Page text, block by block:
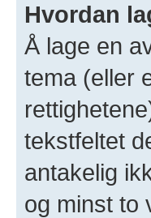
Hvordan
Å lage en
tema (eller
tekstfeltet
antakelig
og minst to